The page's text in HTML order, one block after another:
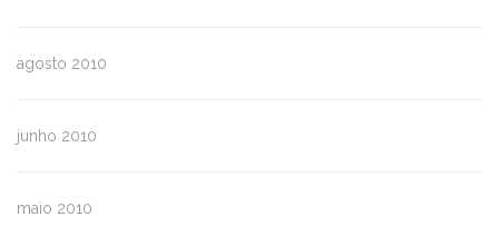
agosto 2010
junho 2010
maio 2010